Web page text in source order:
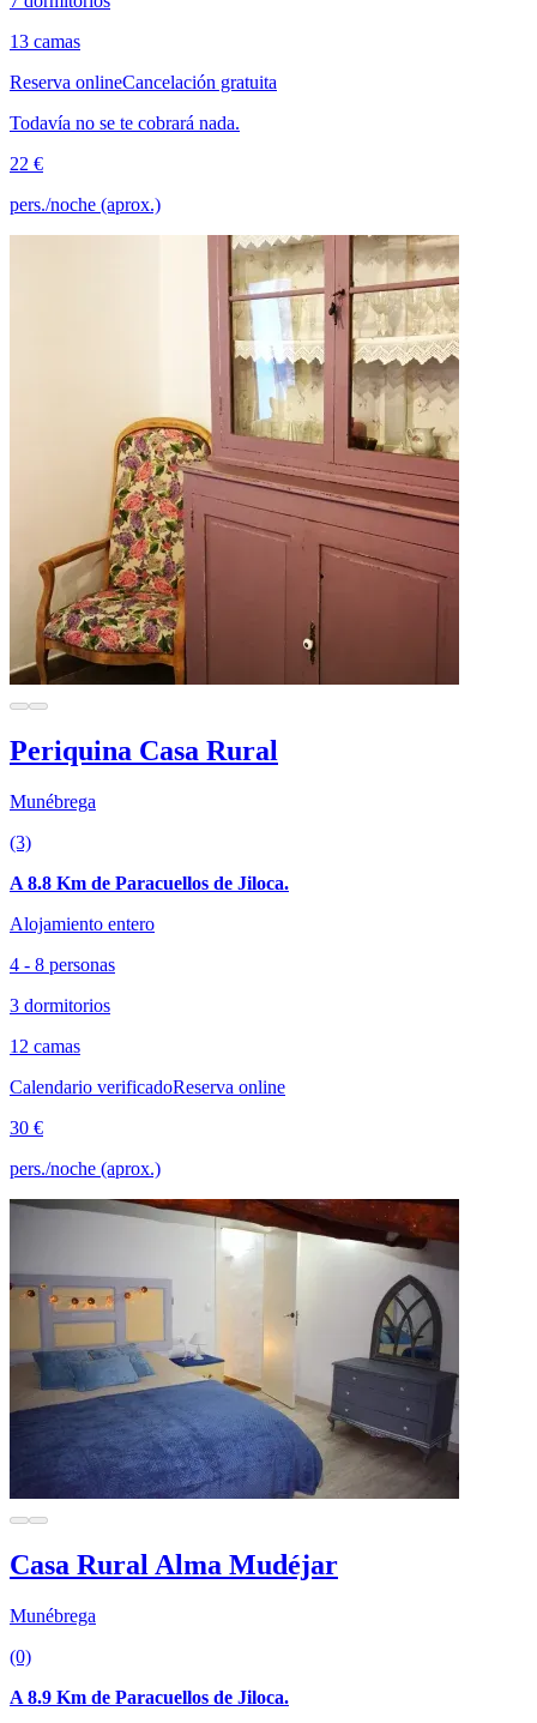
13 camas
Reserva onlineCancelación gratuita
Todavía no se te cobrará nada.
22 €
pers./noche (aprox.)
Periquina Casa Rural
Munébrega
(3)
A 8.8 Km de Paracuellos de Jiloca.
Alojamiento entero
4 - 8 personas
3 dormitorios
12 camas
Calendario verificadoReserva online
30 €
pers./noche (aprox.)
Casa Rural Alma Mudéjar
Munébrega
(0)
A 8.9 Km de Paracuellos de Jiloca.